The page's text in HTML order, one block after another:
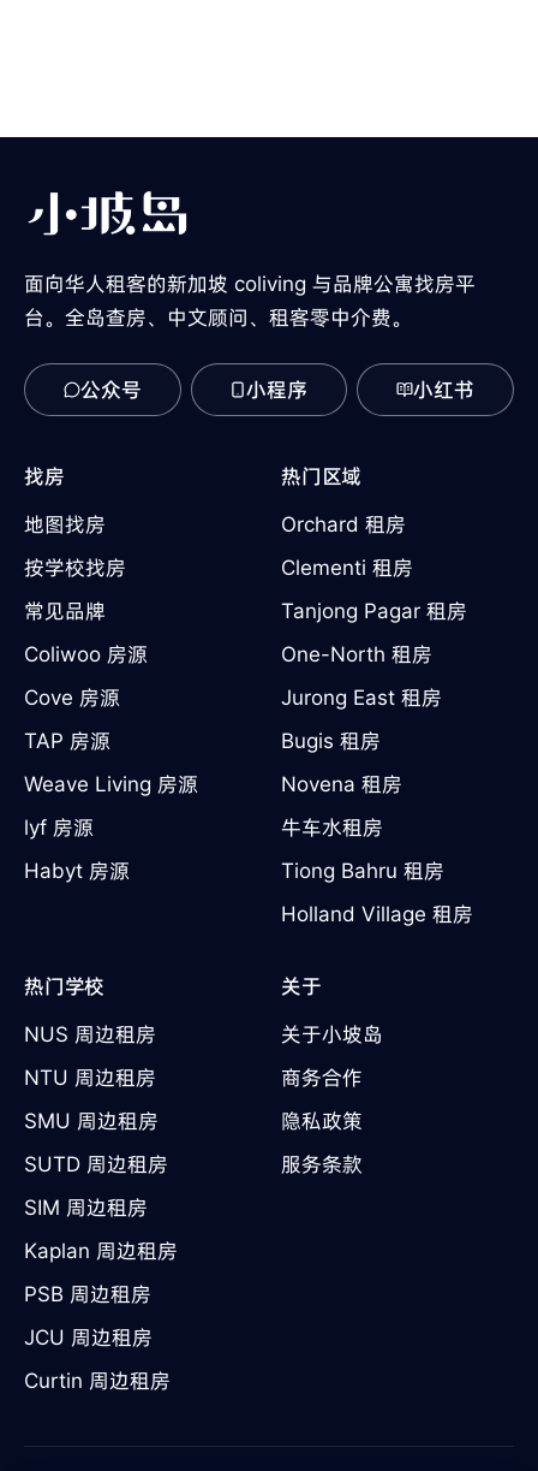
面向华人租客的新加坡 coliving 与品牌公寓找房平
台。全岛查房、中文顾问、租客零中介费。
公众号 小程序 小红书
找房
地图找房
按学校找房
常见品牌
Coliwoo 房源
Cove 房源
TAP 房源
Weave Living 房源
lyf 房源
Habyt 房源
热门区域
Orchard 租房
Clementi 租房
Tanjong Pagar 租房
One-North 租房
Jurong East 租房
Bugis 租房
Novena 租房
牛车水租房
Tiong Bahru 租房
Holland Village 租房
热门学校
NUS 周边租房
NTU 周边租房
SMU 周边租房
SUTD 周边租房
SIM 周边租房
Kaplan 周边租房
PSB 周边租房
JCU 周边租房
Curtin 周边租房
关于
关于小坡岛
商务合作
隐私政策
服务条款